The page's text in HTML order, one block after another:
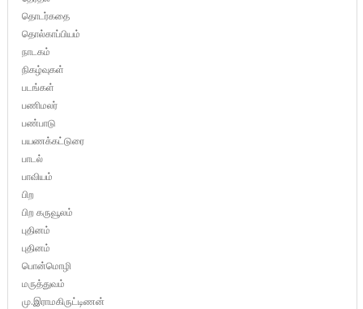
தொடர்கதை
தொல்காப்பியம்
நாடகம்
நிகழ்வுகள்
படங்கள்
பணிமலர்
பண்பாடு
பயணக்கட்டுரை
பாடல்
பாவியம்
பிற
பிற கருவூலம்
புதினம்
புதினம்
பொன்மொழி
மருத்துவம்
மு.இராமகிருட்டிணன்